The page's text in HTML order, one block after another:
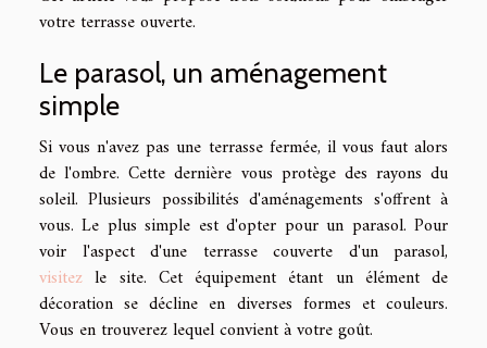
votre terrasse ouverte.
Le parasol, un aménagement
simple
Si vous n'avez pas une terrasse fermée, il vous faut alors
de l'ombre. Cette dernière vous protège des rayons du
soleil. Plusieurs possibilités d'aménagements s'offrent à
vous. Le plus simple est d'opter pour un parasol. Pour
voir l'aspect d'une terrasse couverte d'un parasol,
visitez le site. Cet équipement étant un élément de
décoration se décline en diverses formes et couleurs.
Vous en trouverez lequel convient à votre goût.